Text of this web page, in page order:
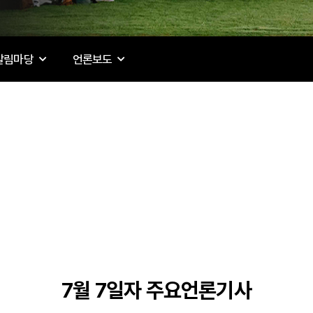
림마당 언론보도
7월 7일자 주요언론기사